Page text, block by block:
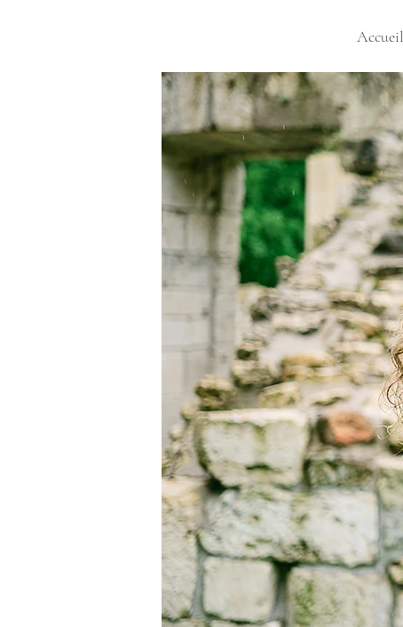
Accueil